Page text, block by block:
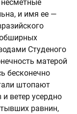
и имя ее —
Студеного
матерой
бесконечно
штопают
ветер усердно
равнин,